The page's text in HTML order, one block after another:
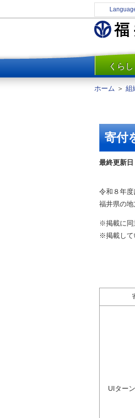
くら
防災
水道・エ
住まい・土
環境問題・
イクル
交通・道路
ホーム ＞ 組
寄付
最終更新日
令和８年度
福井県の地
※掲載に同
※掲載して
UIター